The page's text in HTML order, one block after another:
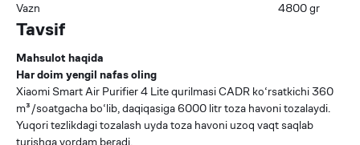
Vazn
4800gr
Tavsif
Mahsulot haqida
Har doim yengil nafas oling
Xiaomi Smart Air Purifier 4 Lite qurilmasi CADR ko‘rsatkichi 360
m³/soatgacha bo‘lib, daqiqasiga 6000 litr toza havoni tozalaydi.
Yuqori tezlikdagi tozalash uyda toza havoni uzoq vaqt saqlab
turishga yordam beradi.